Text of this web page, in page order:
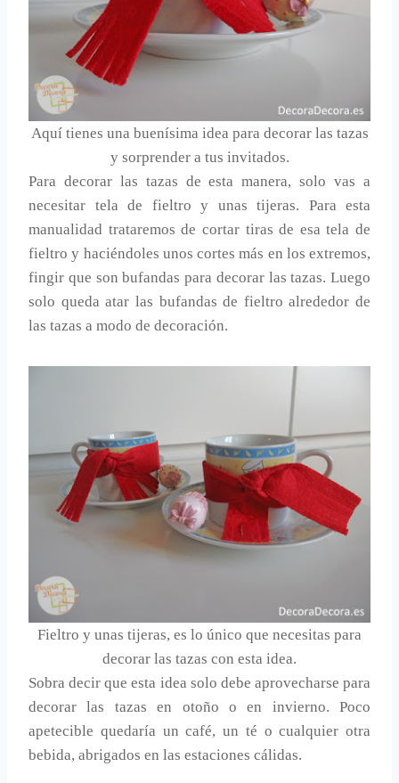
Aquí tienes una buenísima idea para decorar las tazas
y sorprender a tus invitados.
Para decorar las tazas de esta manera, solo vas a
necesitar tela de fieltro y unas tijeras. Para esta
manualidad trataremos de cortar tiras de esa tela de
fieltro y haciéndoles unos cortes más en los extremos,
fingir que son bufandas para decorar las tazas. Luego
solo queda atar las bufandas de fieltro alrededor de
las tazas a modo de decoración.
Fieltro y unas tijeras, es lo único que necesitas para
decorar las tazas con esta idea.
Sobra decir que esta idea solo debe aprovecharse para
decorar las tazas en otoño o en invierno. Poco
apetecible quedaría un café, un té o cualquier otra
bebida, abrigados en las estaciones cálidas.